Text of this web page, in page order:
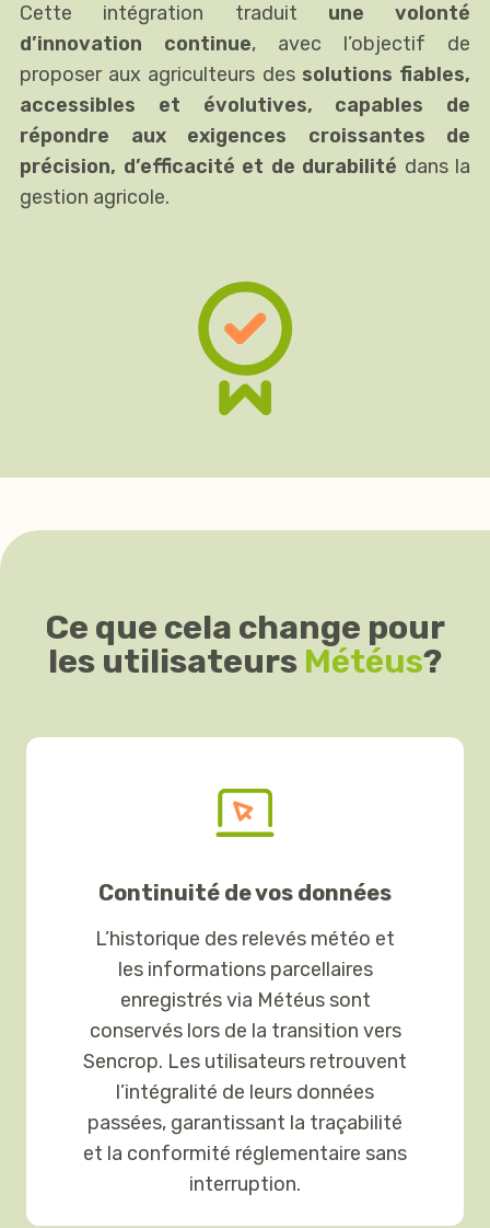
Cette intégration traduit une volonté
d’innovation continue, avec l’objectif de
proposer aux agriculteurs des solutions fiables,
accessibles et évolutives, capables de
répondre aux exigences croissantes de
précision, d’efficacité et de durabilité dans la
gestion agricole.
Ce que cela change pour
les utilisateurs Météus?
Continuité de vos données
L’historique des relevés météo et
les informations parcellaires
enregistrés via Météus sont
conservés lors de la transition vers
Sencrop. Les utilisateurs retrouvent
l’intégralité de leurs données
passées, garantissant la traçabilité
et la conformité réglementaire sans
interruption.